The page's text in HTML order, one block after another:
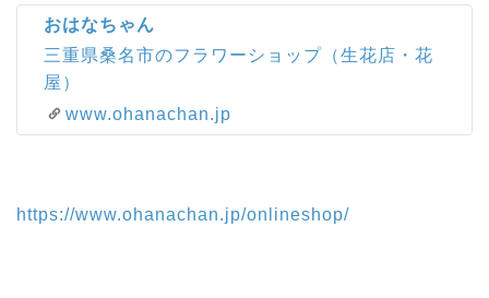
おはなちゃん
三重県桑名市のフラワーショップ（生花店・花
屋）
www.ohanachan.jp
https://www.ohanachan.jp/onlineshop/